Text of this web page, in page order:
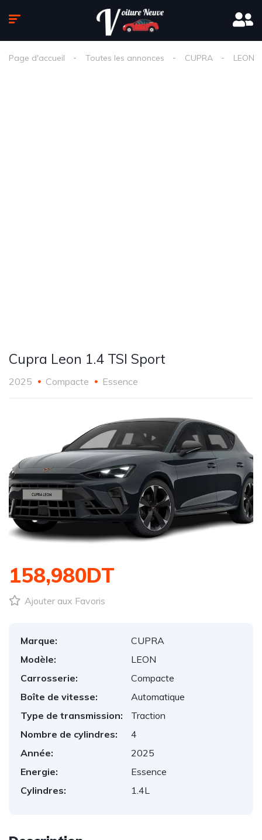
Page d'accueil Toutes les annonces CUPRA LEON
Cupra Leon 1.4 TSI Sport
2025 Compacte Essence
158,980DT
Ajouter aux Favoris
Marque:
CUPRA
Modèle:
LEON
Carrosserie:
Compacte
Boîte de vitesse:
Automatique
Type de transmission:
Traction
Nombre de cylindres:
4
Année:
2025
Energie:
Essence
Cylindres:
1.4L